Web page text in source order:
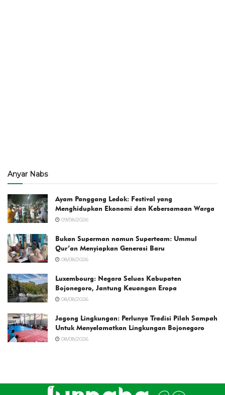
Anyar Nabs
Ayam Panggang Ledok: Festival yang
Menghidupkan Ekonomi dan Kebersamaan Warga
09/08/2026
Bukan Superman namun Superteam: Ummul
Qur’an Menyiapkan Generasi Baru
08/08/2026
Luxembourg: Negara Seluas Kabupaten
Bojonegoro, Jantung Keuangan Eropa
08/08/2026
Jagong Lingkungan: Perlunya Tradisi Pilah Sampah
Untuk Menyelamatkan Lingkungan Bojonegoro
08/08/2026